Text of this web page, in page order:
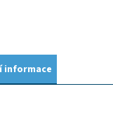
informace